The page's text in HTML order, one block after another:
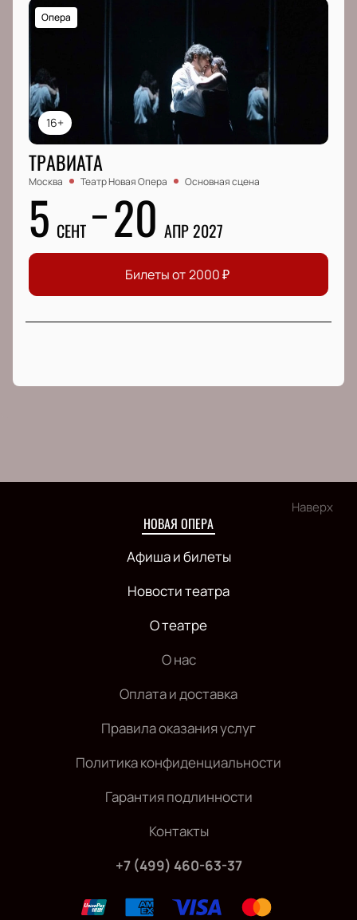
16+
Опера
ТРАВИАТА
Москва Театр Новая Опера Основная сцена
5 СЕНТ 20 АПР 2027
Билеты от 2000₽
Наверх
НОВАЯ ОПЕРА
Афиша и билеты
Новости театра
О театре
О нас
Оплата и доставка
Правила оказания услуг
Политика конфиденциальности
Гарантия подлинности
Контакты
+7 (499) 460-63-37